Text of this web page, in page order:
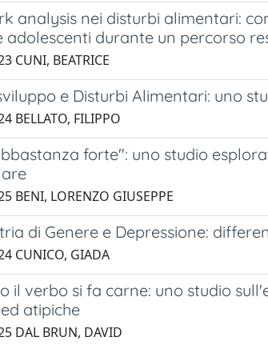
analysis nei disturbi alimentari:
adolescenti durante un percorso
CUNI, BEATRICE
e Disturbi Alimentari: uno
BELLATO, FILIPPO
forte": uno studio
BENI, LORENZO GIUSEPPE
di Genere e Depressione:
CUNICO, GIADA
il verbo si fa carne: uno studio
atipiche
DAL BRUN, DAVID